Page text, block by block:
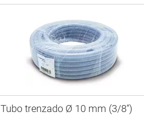
Tubo trenzado Ø 10 mm (3/8'')